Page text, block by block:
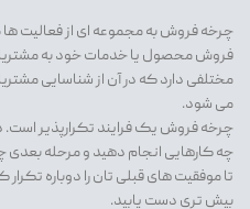
چرخه فروش به مجموعه ای از فعالیت
فروش محصول یا خدمات خود به
مختلفی دارد که در آن از شناسایی
می شود.
چرخه فروش یک فرایند تکرارپذیر است.
چه کارهایی انجام دهید و مرحله
تا موفقیت های قبلی تان را دوباره
بیش تری دست یابید.